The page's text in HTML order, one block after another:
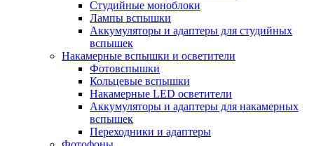
Студийные моноблоки
Лампы вспышки
Аккумуляторы и адаптеры для студийных
вспышек
Накамерные вспышки и осветители
Фотовспышки
Кольцевые вспышки
Накамерные LED осветители
Аккумуляторы и адаптеры для накамерных
вспышек
Переходники и адаптеры